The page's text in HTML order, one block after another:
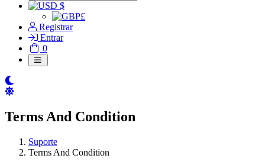
$
£
Registrar
Entrar
0Carrinho
de
Compras
Terms And Condition
Suporte
Terms And Condition